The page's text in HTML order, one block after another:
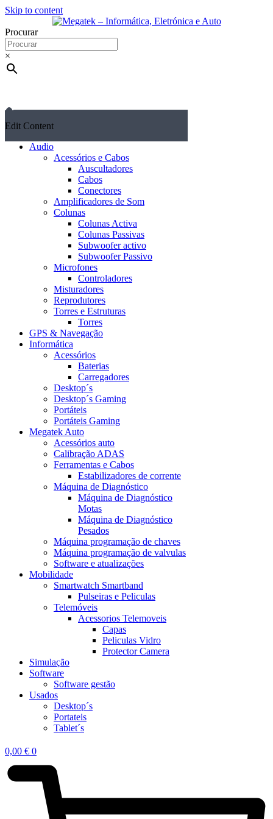
Skip to content
Procurar
×
Edit Content
Audio
Acessórios e Cabos
Auscultadores
Cabos
Conectores
Amplificadores de Som
Colunas
Colunas Activa
Colunas Passivas
Subwoofer activo
Subwoofer Passivo
Microfones
Controladores
Misturadores
Reprodutores
Torres e Estruturas
Torres
GPS & Navegação
Informática
Acessórios
Baterias
Carregadores
Desktop´s
Desktop´s Gaming
Portáteis
Portáteis Gaming
Megatek Auto
Acessórios auto
Calibração ADAS
Ferramentas e Cabos
Estabilizadores de corrente
Máquina de Diagnóstico
Máquina de Diagnóstico
Motas
Máquina de Diagnóstico
Pesados
Máquina programação de chaves
Máquina programação de valvulas
Software e atualizações
Mobilidade
Smartwatch Smartband
Pulseiras e Peliculas
Telemóveis
Acessorios Telemoveis
Capas
Peliculas Vidro
Protector Camera
Simulação
Software
Software gestão
Usados
Desktop´s
Portateis
Tablet´s
0,00 € 0